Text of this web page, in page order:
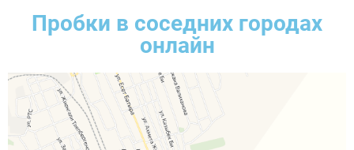
Пробки в соседних городах
онлайн